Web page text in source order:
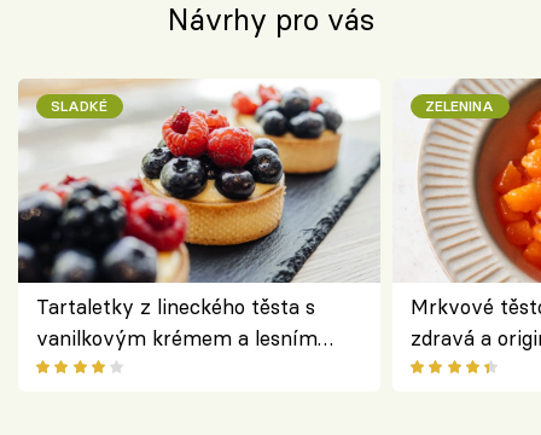
Návrhy pro vás
SLADKÉ
Tartaletky z lineckého těsta s
vanilkovým krémem a lesním
ovocem podle Bread Society
ZELENINA
Mrkvové
zdravá a
klasiky